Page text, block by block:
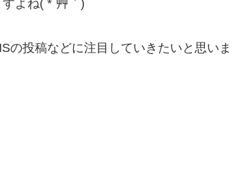
よね( *´艸｀)
の投稿などに注目していきたいと思いま